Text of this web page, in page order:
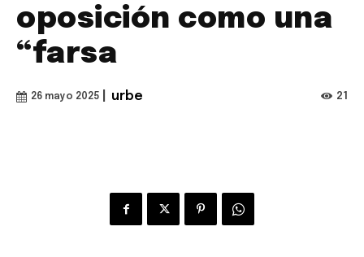
oposición como una
“farsa
26 mayo 2025 urbe 21